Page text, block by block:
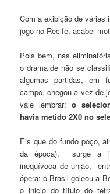
Com a exibição de várias
jogo no Recife, acabei
Pois bem, nas
o drama de não se
algumas partidas, em
campo, chegou a vez de
vale lembrar: o
havia metido 2X0 no
Eis que do fundo poço,
da época), surge a
inequívoca de união,
ópera: o Brasil goleou a
o inicio do título do